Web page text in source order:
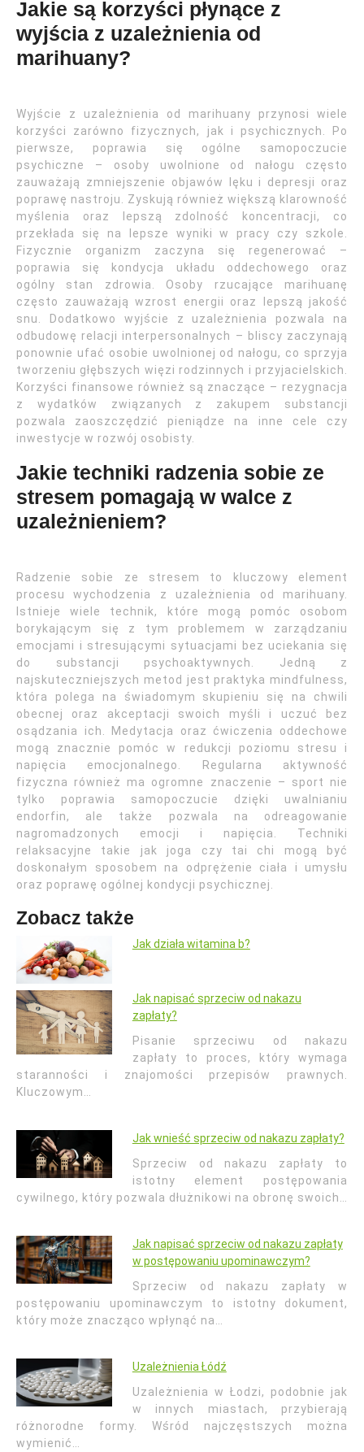
Jakie są korzyści płynące z
wyjścia z uzależnienia od
marihuany?
Wyjście z uzależnienia od marihuany przynosi wiele
korzyści zarówno fizycznych, jak i psychicznych. Po
pierwsze, poprawia się ogólne samopoczucie
psychiczne – osoby uwolnione od nałogu często
zauważają zmniejszenie objawów lęku i depresji oraz
poprawę nastroju. Zyskują również większą klarowność
myślenia oraz lepszą zdolność koncentracji, co
przekłada się na lepsze wyniki w pracy czy szkole.
Fizycznie organizm zaczyna się regenerować –
poprawia się kondycja układu oddechowego oraz
ogólny stan zdrowia. Osoby rzucające marihuanę
często zauważają wzrost energii oraz lepszą jakość
snu. Dodatkowo wyjście z uzależnienia pozwala na
odbudowę relacji interpersonalnych – bliscy zaczynają
ponownie ufać osobie uwolnionej od nałogu, co sprzyja
tworzeniu głębszych więzi rodzinnych i przyjacielskich.
Korzyści finansowe również są znaczące – rezygnacja
z wydatków związanych z zakupem substancji
pozwala zaoszczędzić pieniądze na inne cele czy
inwestycje w rozwój osobisty.
Jakie techniki radzenia sobie ze
stresem pomagają w walce z
uzależnieniem?
Radzenie sobie ze stresem to kluczowy element
procesu wychodzenia z uzależnienia od marihuany.
Istnieje wiele technik, które mogą pomóc osobom
borykającym się z tym problemem w zarządzaniu
emocjami i stresującymi sytuacjami bez uciekania się
do substancji psychoaktywnych. Jedną z
najskuteczniejszych metod jest praktyka mindfulness,
która polega na świadomym skupieniu się na chwili
obecnej oraz akceptacji swoich myśli i uczuć bez
osądzania ich. Medytacja oraz ćwiczenia oddechowe
mogą znacznie pomóc w redukcji poziomu stresu i
napięcia emocjonalnego. Regularna aktywność
fizyczna również ma ogromne znaczenie – sport nie
tylko poprawia samopoczucie dzięki uwalnianiu
endorfin, ale także pozwala na odreagowanie
nagromadzonych emocji i napięcia. Techniki
relaksacyjne takie jak joga czy tai chi mogą być
doskonałym sposobem na odprężenie ciała i umysłu
oraz poprawę ogólnej kondycji psychicznej.
Zobacz także
Jak działa witamina b?
Jak napisać sprzeciw od nakazu
zapłaty?
Pisanie sprzeciwu od nakazu
zapłaty to proces, który wymaga
staranności i znajomości przepisów prawnych.
Kluczowym…
Jak wnieść sprzeciw od nakazu zapłaty?
Sprzeciw od nakazu zapłaty to
istotny element postępowania
cywilnego, który pozwala dłużnikowi na obronę swoich…
Jak napisać sprzeciw od nakazu zapłaty
w postępowaniu upominawczym?
Sprzeciw od nakazu zapłaty w
postępowaniu upominawczym to istotny dokument,
który może znacząco wpłynąć na…
Uzależnienia Łódź
Uzależnienia w Łodzi, podobnie jak
w innych miastach, przybierają
różnorodne formy. Wśród najczęstszych można
wymienić…